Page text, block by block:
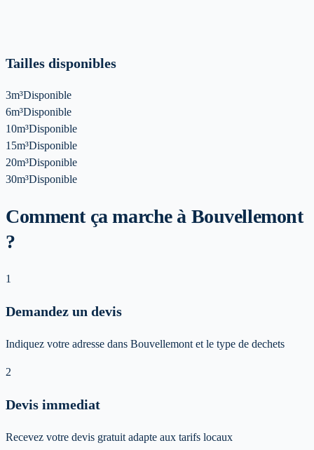
Tailles disponibles
3m³Disponible
6m³Disponible
10m³Disponible
15m³Disponible
20m³Disponible
30m³Disponible
Comment ça marche à Bouvellemont
?
1
Demandez un devis
Indiquez votre adresse dans Bouvellemont et le type de dechets
2
Devis immediat
Recevez votre devis gratuit adapte aux tarifs locaux